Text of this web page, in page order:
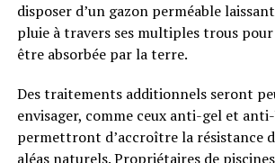
disposer d’un gazon perméable
pluie à travers ses multiples trous pour
être absorbée par la terre.
Des traitements additionnels seront
envisager, comme ceux anti-gel et
permettront d’accroître la résistance
aléas naturels. Propriétaires de